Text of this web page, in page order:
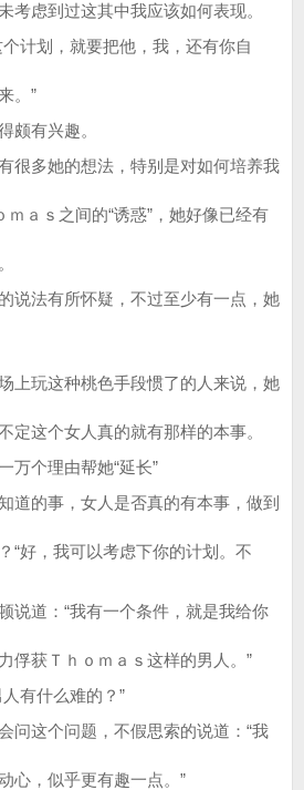
考虑到过这其中我应该如何表现。
计划，就要把他，我，还有你自
。”
颇有兴趣。
很多她的想法，特别是对如何培养我
ｍａｓ之间的“诱惑”，她好像已经有
说法有所怀疑，不过至少有一点，她
上玩这种桃色手段惯了的人来说，她
定这个女人真的就有那样的本事。
万个理由帮她“延长”
道的事，女人是否真的有本事，做到
“好，我可以考虑下你的计划。不
说道：“我有一个条件，就是我给你
俘获Ｔｈｏｍａｓ这样的男人。”
有什么难的？”
问这个问题，不假思索的说道：“我
心，似乎更有趣一点。”